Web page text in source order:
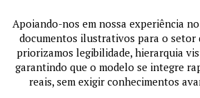
Apoiando-nos em nossa experiência
documentos ilustrativos para o setor
priorizamos legibilidade, hierarquia
garantindo que o modelo se integre
reais, sem exigir conhecimentos